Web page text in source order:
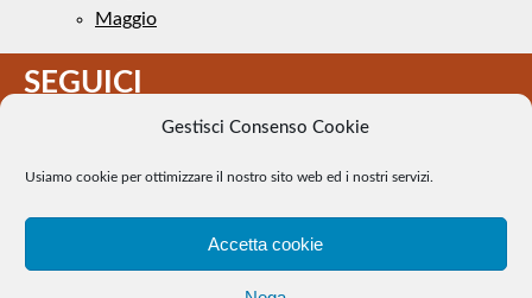
Gestisci Consenso Cookie
Usiamo cookie per ottimizzare il nostro sito web ed i nostri servizi.
Accetta cookie
Maggio
SEGUICI